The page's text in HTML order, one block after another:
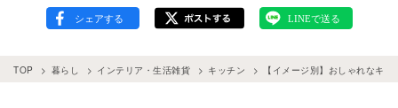
TOP 暮らし インテリア・生活雑貨 キッチン 【イメージ別】おしゃれなキ